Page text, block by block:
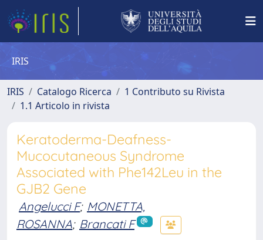
IRIS
IRIS Catalogo Ricerca
1 Contributo su Rivista
1.1 Articolo in rivista
Keratoderma-Deafness-
Mucocutaneous Syndrome
Associated with Phe142Leu in the
GJB2 Gene
Angelucci F; MONETTA,
ROSANNA; Brancati F